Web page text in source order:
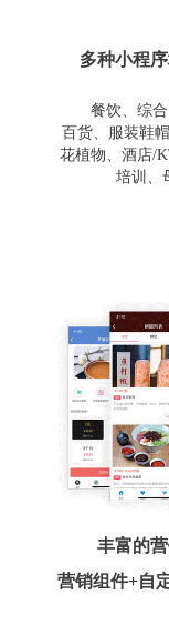
多种小程
餐饮、综
百货、服装鞋
花植物、酒店/
培训、
丰富的
营销组件+自